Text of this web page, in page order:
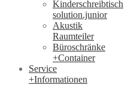
Kinderschreibtisch
solution.junior
Akustik
Raumteiler
Büroschränke
+Container
Service
+Informationen